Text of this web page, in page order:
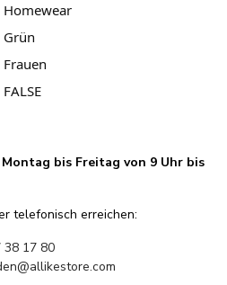
Homewear
Grün
Frauen
FALSE
Montag bis Freitag von 9 Uhr bis
telefonisch erreichen:
38 17 80